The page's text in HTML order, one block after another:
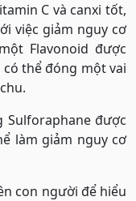
C và canxi tốt,
việc giảm nguy cơ
Flavonoid được
thể đóng một vai
Sulforaphane được
làm giảm nguy cơ
con người để hiểu